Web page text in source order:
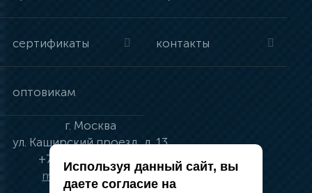
сертификаты контакты
оптовикам
г. Москва
ул. Каширский проезд, д. 13
+7 (495) 134-41-83
moskva@vincci.ru
Используя данный сайт, вы
даете согласие на